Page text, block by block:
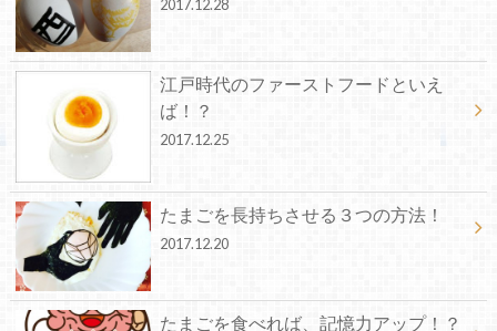
2017.12.28
江戸時代のファーストフードといえ
ば！？
2017.12.25
たまごを長持ちさせる３つの方法！
2017.12.20
たまごを食べれば、記憶力アップ！？